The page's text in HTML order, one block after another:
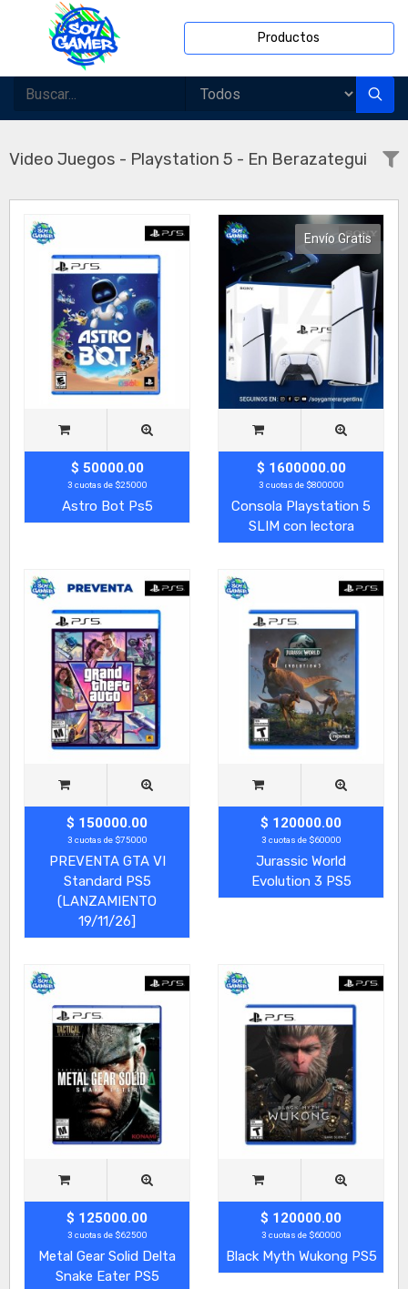
Productos
Video Juegos - Playstation 5 - En Berazategui
$ 50000.00
3 cuotas de $25000
Astro Bot Ps5
Envío Gratis
$ 1600000.00
3 cuotas de $800000
Consola Playstation 5
SLIM con lectora
$ 150000.00
3 cuotas de $75000
PREVENTA GTA VI
Standard PS5
(LANZAMIENTO
19/11/26]
$ 120000.00
3 cuotas de $60000
Jurassic World
Evolution 3 PS5
$ 125000.00
3 cuotas de $62500
Metal Gear Solid Delta
Snake Eater PS5
$ 120000.00
3 cuotas de $60000
Black Myth Wukong PS5